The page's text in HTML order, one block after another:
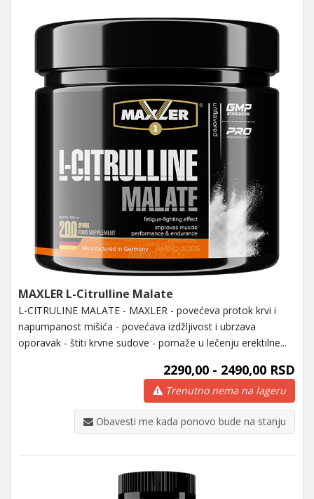
MAXLER L-Citrulline Malate
L-CITRULINE MALATE - MAXLER - povećeva protok krvi i
napumpanost mišića - povećava izdžljivost i ubrzava
oporavak - štiti krvne sudove - pomaže u lečenju erektilne...
2290,00 - 2490,00 RSD
Trenutno nema na lageru
Obavesti me kada ponovo bude na stanju